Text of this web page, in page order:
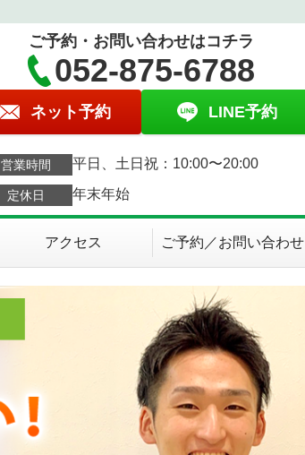
ご予約・お問い合わせはコチラ
052-875-6788
ネット予約 LINE予約
営業時間 平日、土日祝：10:00〜20:00
定休日 年末年始
アクセス ご予約／お問い合わせ